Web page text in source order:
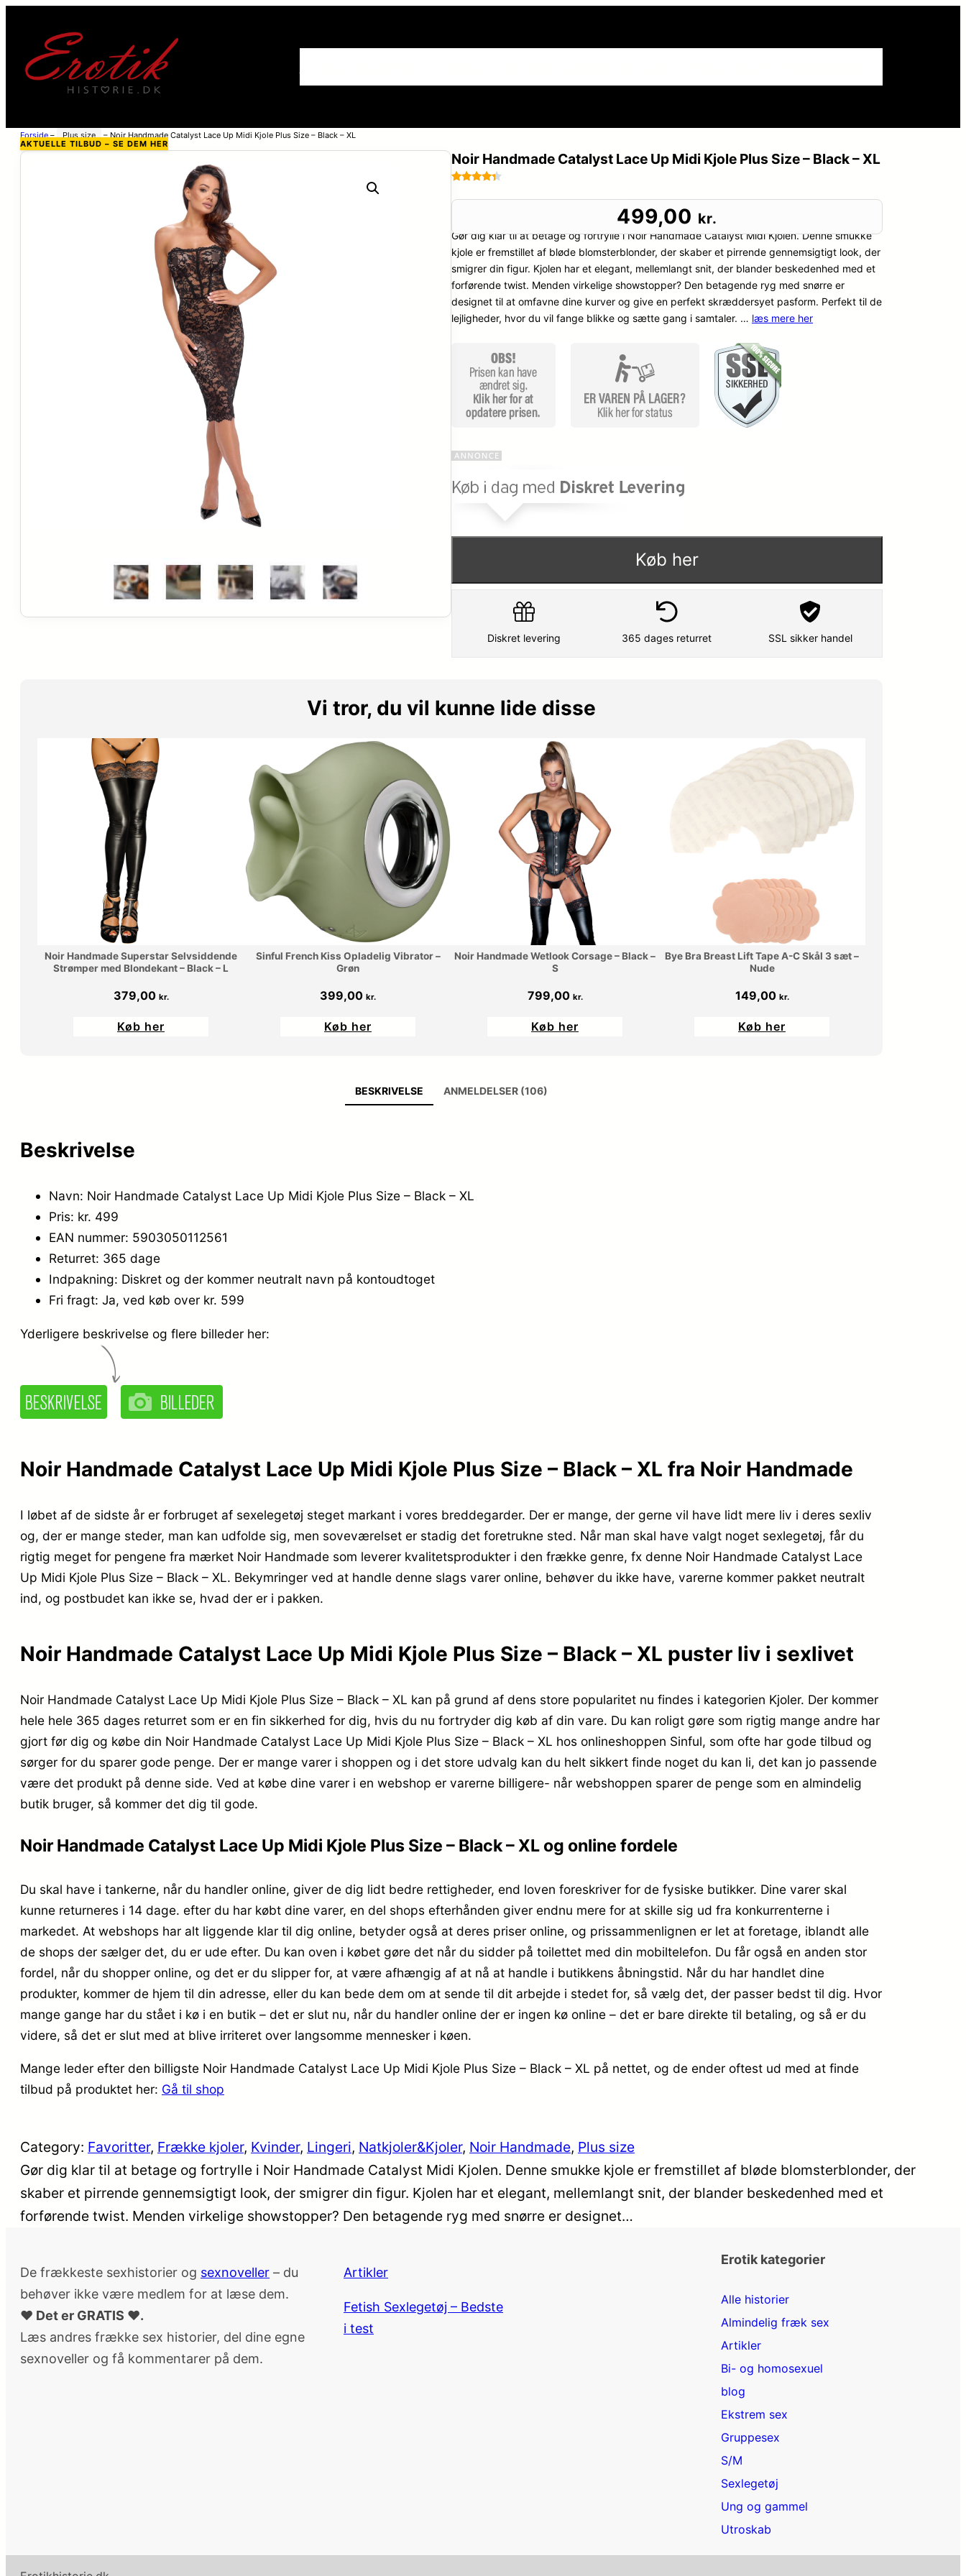
Forside– Plus size –Noir Handmade Catalyst Lace Up Midi Kjole Plus Size – Black – XL
AKTUELLE TILBUD – SE DEM HER
Noir Handmade Catalyst Lace Up Midi Kjole Plus Size – Black – XL
som
baseret
på
kundebed
ømmelse
499,00 kr.
Gør dig klar til at betage og fortrylle i Noir Handmade Catalyst Midi Kjolen. Denne smukke
kjole er fremstillet af bløde blomsterblonder, der skaber et pirrende gennemsigtigt look, der
smigrer din figur. Kjolen har et elegant, mellemlangt snit, der blander beskedenhed med et
forførende twist. Menden virkelige showstopper? Den betagende ryg med snørre er
designet til at omfavne dine kurver og give en perfekt skræddersyet pasform. Perfekt til de
lejligheder, hvor du vil fange blikke og sætte gang i samtaler. … læs mere her
Køb her
Diskret levering 365 dages returret SSL sikker handel
Vi tror, du vil kunne lide disse
Noir Handmade Superstar Selvsiddende
Strømper med Blondekant – Black – L
379,00 kr.
Køb her
Sinful French Kiss Opladelig Vibrator –
Grøn
399,00 kr.
Køb her
Noir Handmade Wetlook Corsage – Black –
S
799,00 kr.
Køb her
Bye Bra Breast Lift Tape A-C Skål 3 sæt –
Nude
149,00 kr.
Køb her
BESKRIVELSE ANMELDELSER (106)
Beskrivelse
Navn: Noir Handmade Catalyst Lace Up Midi Kjole Plus Size – Black – XL
Pris: kr. 499
EAN nummer: 5903050112561
Returret: 365 dage
Indpakning: Diskret og der kommer neutralt navn på kontoudtoget
Fri fragt: Ja, ved køb over kr. 599
Yderligere beskrivelse og flere billeder her:
Noir Handmade Catalyst Lace Up Midi Kjole Plus Size – Black – XL fra Noir Handmade
I løbet af de sidste år er forbruget af sexelegetøj steget markant i vores breddegarder. Der er mange, der gerne vil have lidt mere liv i deres sexliv
og, der er mange steder, man kan udfolde sig, men soveværelset er stadig det foretrukne sted. Når man skal have valgt noget sexlegetøj, får du
rigtig meget for pengene fra mærket Noir Handmade som leverer kvalitetsprodukter i den frække genre, fx denne Noir Handmade Catalyst Lace
Up Midi Kjole Plus Size – Black – XL. Bekymringer ved at handle denne slags varer online, behøver du ikke have, varerne kommer pakket neutralt
ind, og postbudet kan ikke se, hvad der er i pakken.
Noir Handmade Catalyst Lace Up Midi Kjole Plus Size – Black – XL puster liv i sexlivet
Noir Handmade Catalyst Lace Up Midi Kjole Plus Size – Black – XL kan på grund af dens store popularitet nu findes i kategorien Kjoler. Der kommer
hele hele 365 dages returret som er en fin sikkerhed for dig, hvis du nu fortryder dig køb af din vare. Du kan roligt gøre som rigtig mange andre har
gjort før dig og købe din Noir Handmade Catalyst Lace Up Midi Kjole Plus Size – Black – XL hos onlineshoppen Sinful, som ofte har gode tilbud og
sørger for du sparer gode penge. Der er mange varer i shoppen og i det store udvalg kan du helt sikkert finde noget du kan li, det kan jo passende
være det produkt på denne side. Ved at købe dine varer i en webshop er varerne billigere- når webshoppen sparer de penge som en almindelig
butik bruger, så kommer det dig til gode.
Noir Handmade Catalyst Lace Up Midi Kjole Plus Size – Black – XL og online fordele
Du skal have i tankerne, når du handler online, giver de dig lidt bedre rettigheder, end loven foreskriver for de fysiske butikker. Dine varer skal
kunne returneres i 14 dage. efter du har købt dine varer, en del shops efterhånden giver endnu mere for at skille sig ud fra konkurrenterne i
markedet. At webshops har alt liggende klar til dig online, betyder også at deres priser online, og prissammenlignen er let at foretage, iblandt alle
de shops der sælger det, du er ude efter. Du kan oven i købet gøre det når du sidder på toilettet med din mobiltelefon. Du får også en anden stor
fordel, når du shopper online, og det er du slipper for, at være afhængig af at nå at handle i butikkens åbningstid. Når du har handlet dine
produkter, kommer de hjem til din adresse, eller du kan bede dem om at sende til dit arbejde i stedet for, så vælg det, der passer bedst til dig. Hvor
mange gange har du stået i kø i en butik – det er slut nu, når du handler online der er ingen kø online – det er bare direkte til betaling, og så er du
videre, så det er slut med at blive irriteret over langsomme mennesker i køen.
Mange leder efter den billigste Noir Handmade Catalyst Lace Up Midi Kjole Plus Size – Black – XL på nettet, og de ender oftest ud med at finde
tilbud på produktet her: Gå til shop
Category: Favoritter, Frække kjoler, Kvinder, Lingeri, Natkjoler&Kjoler, Noir Handmade, Plus size
Gør dig klar til at betage og fortrylle i Noir Handmade Catalyst Midi Kjolen. Denne smukke kjole er fremstillet af bløde blomsterblonder, der
skaber et pirrende gennemsigtigt look, der smigrer din figur. Kjolen har et elegant, mellemlangt snit, der blander beskedenhed med et
forførende twist. Menden virkelige showstopper? Den betagende ryg med snørre er designet…
De frækkeste sexhistorier og sexnoveller – du
behøver ikke være medlem for at læse dem.
♥ Det er GRATIS ♥.
Læs andres frække sex historier, del dine egne
sexnoveller og få kommentarer på dem.
Artikler
Fetish Sexlegetøj – Bedste
i test
Erotik kategorier
Alle historier
Almindelig fræk sex
Artikler
Bi- og homosexuel
blog
Ekstrem sex
Gruppesex
S/M
Sexlegetøj
Ung og gammel
Utroskab